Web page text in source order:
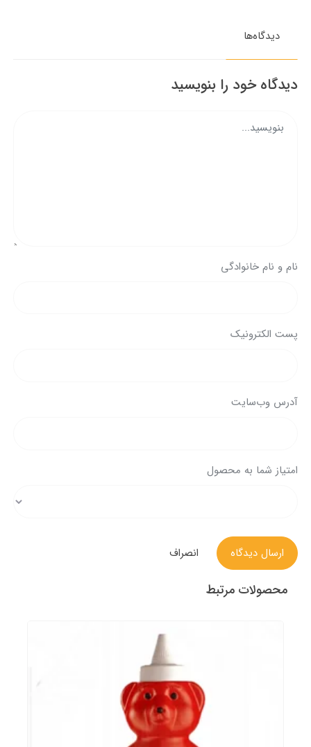
دیدگاه‌ها
دیدگاه خود را بنویسید
نام و نام خانوادگی
پست الکترونیک
آدرس وب‌سایت
امتیاز شما به محصول
ارسال دیدگاه انصراف
محصولات مرتبط